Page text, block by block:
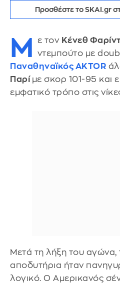
Προσθέστε το SKAI.gr
Μ ε τον Κένεθ
ντεμπούτο με
Παναθηναϊκός AKTOR
Παρί με σκορ 101-95 και
εμφατικό τρόπο στις
Μετά τη λήξη του αγώνα,
αποδυτήρια ήταν
λογικό. Ο Αμερικανός